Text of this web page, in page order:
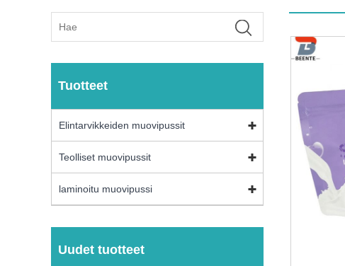
Tuotteet
Elintarvikkeiden muovipussit
Teolliset muovipussit
laminoitu muovipussi
Uudet tuotteet